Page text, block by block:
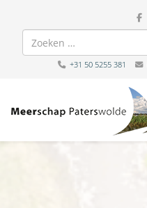
Zoeken
+31 50 5255 381